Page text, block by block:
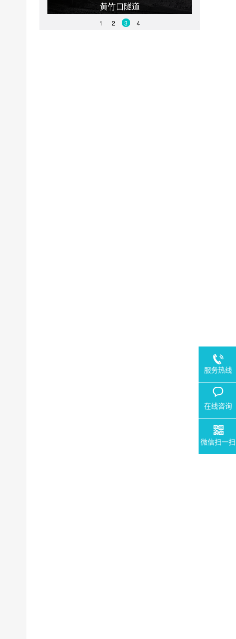
黄竹口隧道
1 2 3 4
服务热线
在线咨询
微信扫一扫